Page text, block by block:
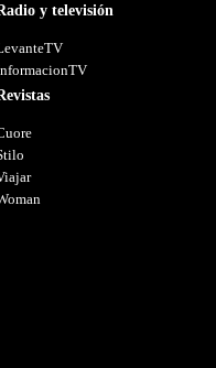
y televisión